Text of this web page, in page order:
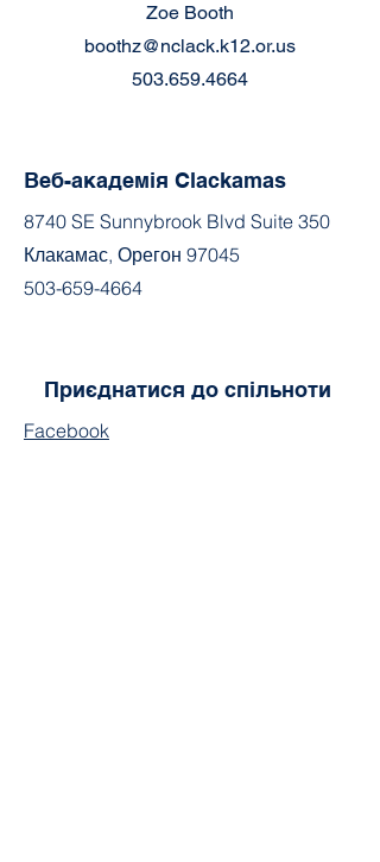
Zoe Booth
boothz@nclack.k12.or.us
503.659.4664
Веб-академія Clackamas
8740 SE Sunnybrook Blvd Suite 350
Клакамас, Орегон 97045
503-659-4664
Приєднатися до спільноти
Facebook